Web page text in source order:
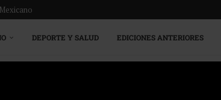
DEPORTE Y SALUD EDICIONES ANTERIORES